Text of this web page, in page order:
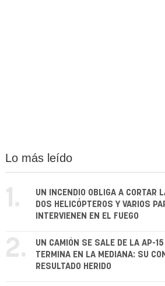
Lo más leído
1.
UN INCENDIO OBLIGA A CORTAR
DOS HELICÓPTEROS Y VARIOS
INTERVIENEN EN EL FUEGO
2.
UN CAMIÓN SE SALE DE LA AP-15
TERMINA EN LA MEDIANA: SU
RESULTADO HERIDO